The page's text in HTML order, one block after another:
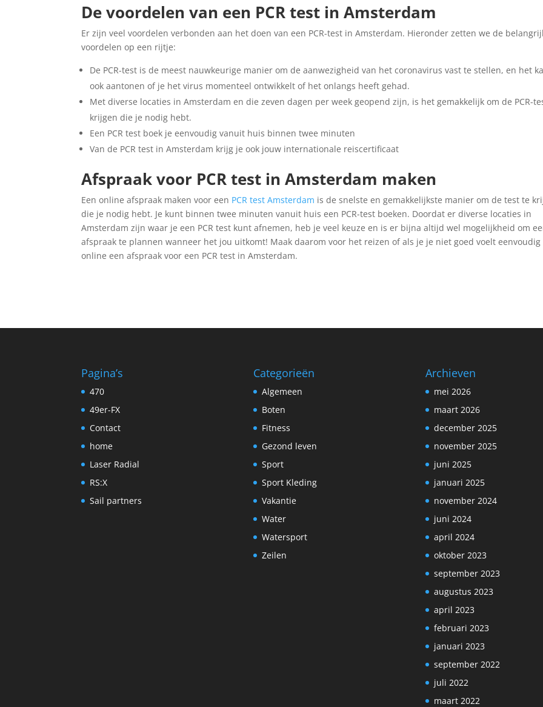
De voordelen van een PCR test in Amsterdam
Er zijn veel voordelen verbonden aan het doen van een PCR-test in Amsterdam. Hieronder zetten we de
voordelen op een rijtje:
De PCR-test is de meest nauwkeurige manier om de aanwezigheid van het coronavirus vast te stellen, en het
ook aantonen of je het virus momenteel ontwikkelt of het onlangs heeft gehad.
Met diverse locaties in Amsterdam en die zeven dagen per week geopend zijn, is het gemakkelijk om de PCR-
krijgen die je nodig hebt.
Een PCR test boek je eenvoudig vanuit huis binnen twee minuten
Van de PCR test in Amsterdam krijg je ook jouw internationale reiscertificaat
Afspraak voor PCR test in Amsterdam maken
Een online afspraak maken voor een PCR test Amsterdam is de snelste en gemakkelijkste manier om de test te
die je nodig hebt. Je kunt binnen twee minuten vanuit huis een PCR-test boeken. Doordat er diverse locaties in
Amsterdam zijn waar je een PCR test kunt afnemen, heb je veel keuze en is er bijna altijd wel mogelijkheid om
afspraak te plannen wanneer het jou uitkomt! Maak daarom voor het reizen of als je je niet goed voelt eenvoudig
online een afspraak voor een PCR test in Amsterdam.
Pagina’s
470
49er-FX
Contact
home
Laser Radial
RS:X
Sail partners
Categorieën
Algemeen
Boten
Fitness
Gezond leven
Sport
Sport Kleding
Vakantie
Water
Watersport
Zeilen
Archieven
mei 2026
maart 2026
december 2025
november 2025
juni 2025
januari 2025
november 2024
juni 2024
april 2024
oktober 2023
september 2023
augustus 2023
april 2023
februari 2023
januari 2023
september 2022
juli 2022
maart 2022